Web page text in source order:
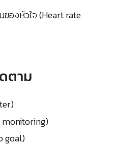
ของหัวใจ (Heart rate
ตาม
goal)